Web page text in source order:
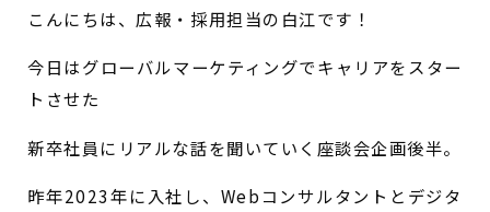
こんにちは、広報・採用担当の白江です！
今日はグローバルマーケティングでキャリアをスター
トさせた
新卒社員にリアルな話を聞いていく座談会企画後半。
昨年2023年に入社し、Webコンサルタントとデジタ